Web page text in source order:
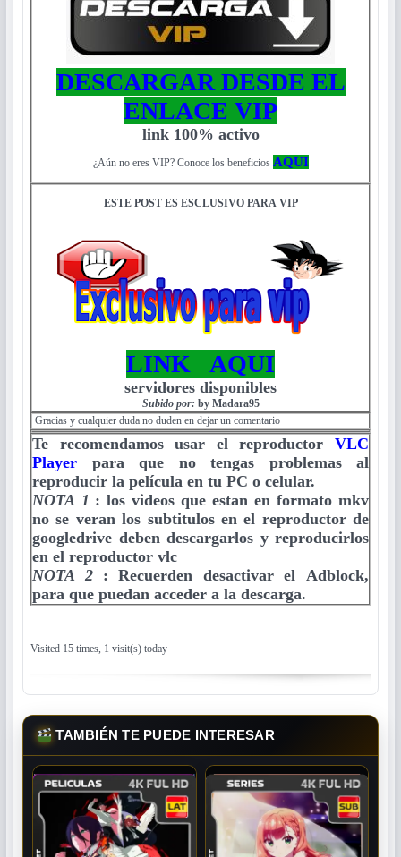
DESCARGAR DESDE EL
ENLACE VIP
link 100% activo
¿Aún no eres VIP? Conoce los beneficios AQUI
ESTE POST ES ESCLUSIVO PARA VIP
LINK AQUI
servidores disponibles
Subido por: by Madara95
Gracias y cualquier duda no duden en dejar un comentario
Te recomendamos usar el reproductor VLC
Player para que no tengas problemas al
reproducir la película en tu PC o celular.
NOTA 1 : los videos que estan en formato mkv
no se veran los subtitulos en el reproductor de
googledrive deben descargarlos y reproducirlos
en el reproductor vlc
NOTA 2 : Recuerden desactivar el Adblock,
para que puedan acceder a la descarga.
Visited 15 times, 1 visit(s) today
TAMBIÉN TE PUEDE INTERESAR